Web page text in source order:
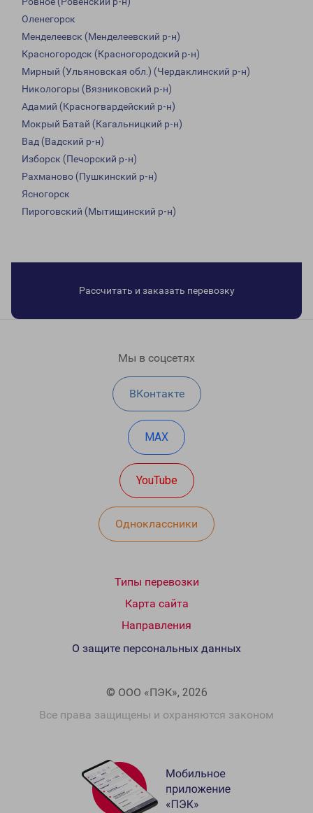
Оленегорск
Менделеевск (Менделеевский р-н)
Красногородск (Красногородский р-н)
Мирный (Ульяновская обл.) (Чердаклинский р-н)
Никологоры (Вязниковский р-н)
Адамий (Красногвардейский р-н)
Мокрый Батай (Кагальницкий р-н)
Вад (Вадский р-н)
Изборск (Печорский р-н)
Рахманово (Пушкинский р-н)
Ясногорск
Пироговский (Мытищинский р-н)
Рассчитать и заказать перевозку
Мы в соцсетях
ВКонтакте
MAX
YouTube
Одноклассники
Типы перевозки
Карта сайта
Направления
© ООО «ПЭК», 2026
Все права защищены и охраняются законом
О защите персональных данных